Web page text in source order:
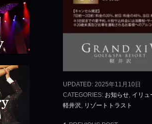
UPDATED: 2025年11月10日
CATEGORIES: お知らせ, イリュ
軽井沢, リゾートトラスト